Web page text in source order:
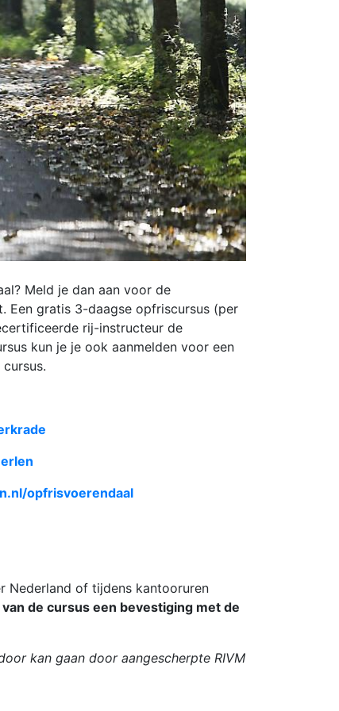
Meld je dan aan voor de
Een gratis 3-daagse opfriscursus (per
rij-instructeur de
kun je je ook aanmelden voor een
opfrisvoerendaal
Nederland of tijdens kantooruren
de cursus een bevestiging met de
kan gaan door aangescherpte RIVM